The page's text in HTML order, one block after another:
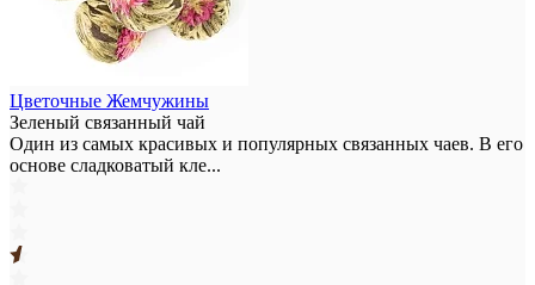
Цветочные Жемчужины
Зеленый связанный чай
Один из самых красивых и популярных связанных чаев. В его
основе сладковатый кле...